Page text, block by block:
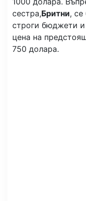
сестра,Бритни,
строги бюджети
цена на
750 долара.